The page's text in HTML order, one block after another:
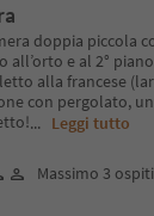
doppia piccola
all’orto e al 2°
alla francese
con pergolato,
... Leggi tutto
Massimo 3 ospiti